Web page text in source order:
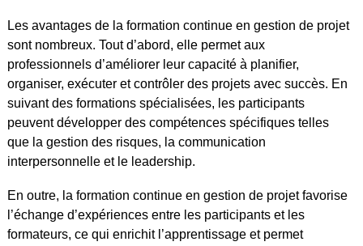
Les avantages de la formation continue en gestion de projet
sont nombreux. Tout d’abord, elle permet aux
professionnels d’améliorer leur capacité à planifier,
organiser, exécuter et contrôler des projets avec succès. En
suivant des formations spécialisées, les participants
peuvent développer des compétences spécifiques telles
que la gestion des risques, la communication
interpersonnelle et le leadership.
En outre, la formation continue en gestion de projet favorise
l’échange d’expériences entre les participants et les
formateurs, ce qui enrichit l’apprentissage et permet